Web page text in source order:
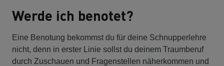
Werde ich benotet?
Eine Benotung bekommst du für deine Schnupperlehre
nicht, denn in erster Linie sollst du deinem Traumberuf
durch Zuschauen und Fragenstellen näherkommen und